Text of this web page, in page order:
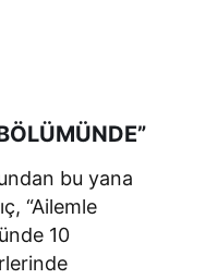
bu yana
“Ailemle
10